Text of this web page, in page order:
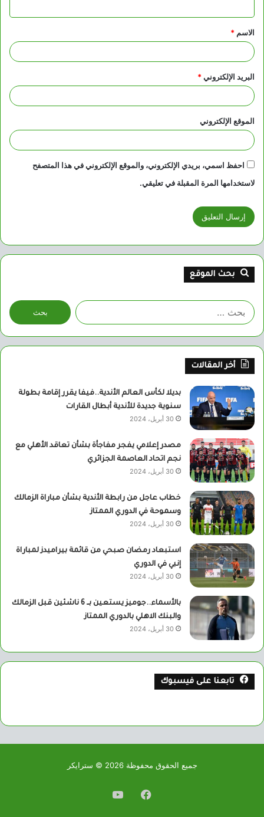
ق
*
الاسم *
البريد الإلكتروني*
الموقع الإلكتروني
احفظ اسمي، بريدي الإلكتروني، والموقع الإلكتروني في هذا المتصفح
لاستخدامها المرة المقبلة في تعليقي.
بحث الموقع
البحث
عن:
أخر المقالات
بديلا لكأس العالم الأندية..فيفا يقرر إقامة بطولة
سنوية جديدة للأندية أبطال القارات
30 أبريل، 2024
مصدر إعلامي يفجر مفاجأة بشأن تعاقد الأهلي مع
نجم اتحاد العاصمة الجزائري
30 أبريل، 2024
خطاب عاجل من رابطة الأندية بشأن مباراة الزمالك
وسموحة في الدوري الممتاز
30 أبريل، 2024
استبعاد رمضان صبحي من قائمة بيراميدز لمباراة
إنبي في الدوري
30 أبريل، 2024
بالأسماء..جوميز يستعين بــ 6 ناشئين قبل الزمالك
والبنك الاهلي بالدوري الممتاز
30 أبريل، 2024
تابعنا على فيسبوك
جميع الحقوق محفوظة 2026 © سترايكر
فيسبوكيوتيوب